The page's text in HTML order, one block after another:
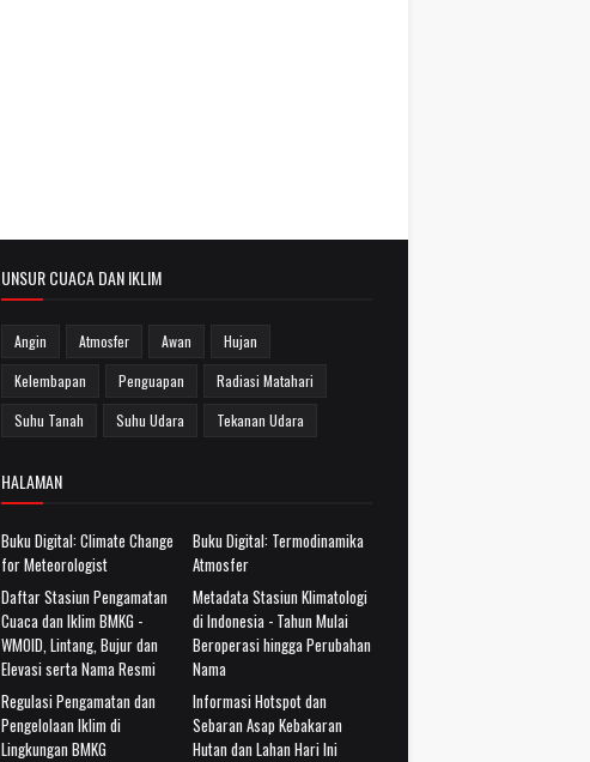
UNSUR CUACA DAN IKLIM
Angin Atmosfer Awan
Hujan
Kelembapan
Penguapan
Radiasi Matahari
Suhu Tanah
Suhu Udara Tekanan Udara
HALAMAN
Buku Digital: Climate Change
for Meteorologist
Buku Digital: Termodinamika
Atmosfer
Daftar Stasiun Pengamatan
Cuaca dan Iklim BMKG -
WMOID, Lintang, Bujur dan
Elevasi serta Nama Resmi
Metadata Stasiun Klimatologi
di Indonesia - Tahun Mulai
Beroperasi hingga Perubahan
Nama
Regulasi Pengamatan dan
Pengelolaan Iklim di
Lingkungan BMKG
Informasi Hotspot dan
Sebaran Asap Kebakaran
Hutan dan Lahan Hari Ini